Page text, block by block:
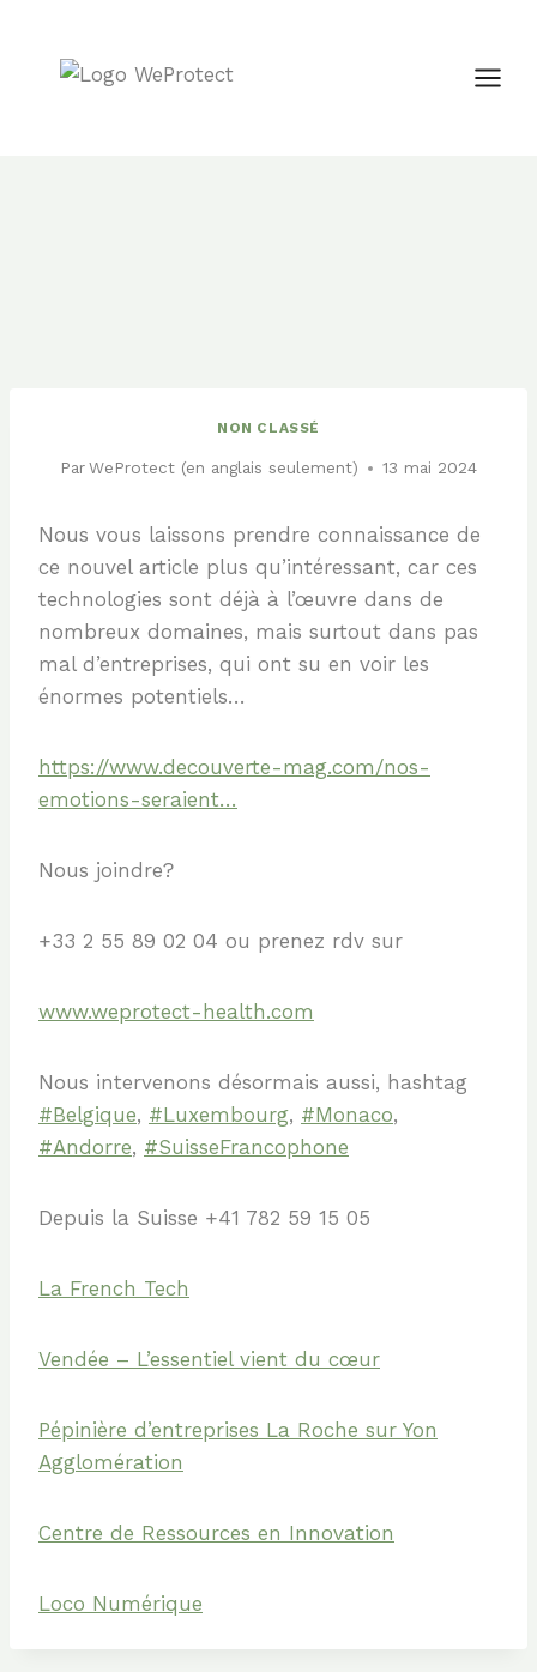
contenu
NON CLASSÉ
ParWeProtect (en anglais seulement) 13 mai 2024
Nous vous laissons prendre connaissance de
ce nouvel article plus qu’intéressant, car ces
technologies sont déjà à l’œuvre dans de
nombreux domaines, mais surtout dans pas
mal d’entreprises, qui ont su en voir les
énormes potentiels…
https://www.decouverte-mag.com/nos-
emotions-seraient…
Nous joindre?
+33 2 55 89 02 04 ou prenez rdv sur
www.weprotect-health.com
Nous intervenons désormais aussi, hashtag
#Belgique, #Luxembourg, #Monaco,
#Andorre, #SuisseFrancophone
Depuis la Suisse +41 782 59 15 05
La French Tech
Vendée – L’essentiel vient du cœur
Pépinière d’entreprises La Roche sur Yon
Agglomération
Centre de Ressources en Innovation
Loco Numérique